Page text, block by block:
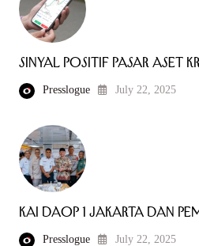
Sinyal Positif Pasar Aset
Presslogue July 22, 2025
KAI Daop 1 Jakarta dan
Presslogue July 22, 2025